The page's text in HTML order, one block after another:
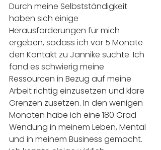
Durch meine Selbstständigkeit
haben sich einige
Herausforderungen für mich
ergeben, sodass ich vor 5 Monate
den Kontakt zu Jannike suchte. Ich
fand es schwierig meine
Ressourcen in Bezug auf meine
Arbeit richtig einzusetzen und klare
Grenzen zusetzen. In den wenigen
Monaten habe ich eine 180 Grad
Wendung in meinem Leben, Mental
und in meinem Business gemacht.